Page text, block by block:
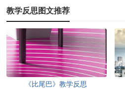
教学反思图文推荐
《比尾巴》教学反思